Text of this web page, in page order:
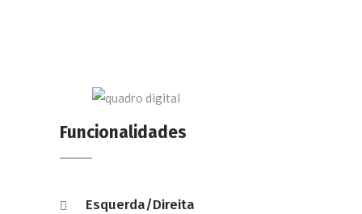
Funcionalidades
Esquerda/Direita